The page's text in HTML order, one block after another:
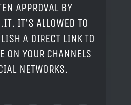
APPROVAL BY
IT'S ALLOWED TO
A DIRECT LINK TO
ON YOUR CHANNELS
NETWORKS.